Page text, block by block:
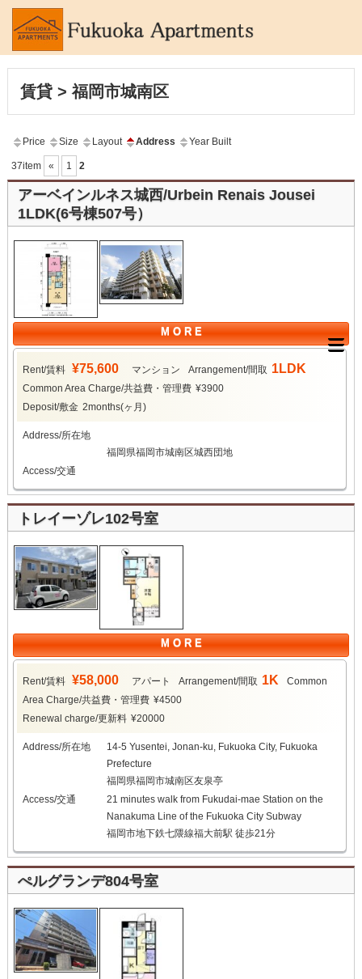
賃貸 > 福岡市城南区
Price Size Layout Address Year Built
37item « 1 2
アーベインルネス城西/Urbein Renais Jousei
1LDK(6号棟507号）
M O R E
Rent/賃料 ¥75,600 マンション Arrangement/間取 1LDK
Common Area Charge/共益費・管理費 ¥3900
Deposit/敷金 2months(ヶ月)
Address/所在地
福岡県福岡市城南区城西団地
Access/交通
トレイーゾレ102号室
M O R E
Rent/賃料 ¥58,000 アパート Arrangement/間取 1K
Common
Area Charge/共益費・管理費 ¥4500
Renewal charge/更新料 ¥20000
Address/所在地
14-5 Yusentei, Jonan-ku, Fukuoka City, Fukuoka
Prefecture
福岡県福岡市城南区友泉亭
Access/交通
21 minutes walk from Fukudai-mae Station on the
Nanakuma Line of the Fukuoka City Subway
福岡市地下鉄七隈線福大前駅 徒歩21分
ぺルグランデ804号室